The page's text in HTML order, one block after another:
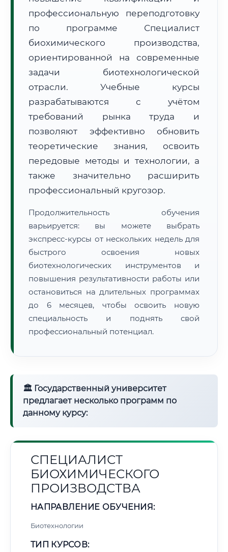
Расчет логистики оригиналов:
• Экспресс-доставка СДЭК / Почтой:3–4 рабочих дня
📜 Документы и аккредитация
🔍Нажмите на документ для увеличения и просмотра
профессиональную переподготовку
по программе Специалист
биохимического производства,
ориентированной на современные
задачи биотехнологической
отрасли. Учебные курсы
разрабатываются с учётом
требований рынка труда и
позволяют эффективно обновить
теоретические знания, освоить
передовые методы и технологии, а
также значительно расширить
профессиональный кругозор.
Продолжительность обучения
варьируется: вы можете выбрать
экспресс-курсы от нескольких недель для
быстрого освоения новых
биотехнологических инструментов и
повышения результативности работы или
остановиться на длительных программах
до 6 месяцев, чтобы освоить новую
специальность и поднять свой
профессиональный потенциал.
🏛 Государственный университет
предлагает несколько программ по
данному курсу:
СПЕЦИАЛИСТ
БИОХИМИЧЕСКОГО
ПРОИЗВОДСТВА
НАПРАВЛЕНИЕ ОБУЧЕНИЯ:
Биотехнологии
ТИП КУРСОВ: